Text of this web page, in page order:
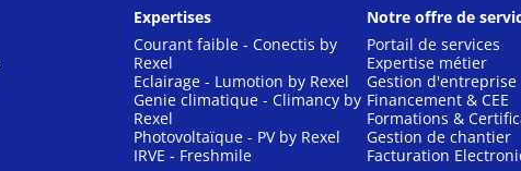
Expertises
Courant faible - Conectis by
Rexel
Eclairage - Lumotion by Rexel
Genie climatique - Climancy by
Rexel
Photovoltaïque - PV by Rexel
IRVE - Freshmile
Notre offre de
Portail de services
Expertise métier
Gestion d'entreprise
Financement & CEE
Formations &
Gestion de chantier
Facturation